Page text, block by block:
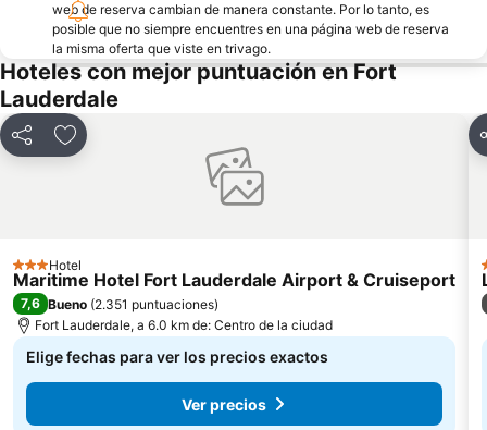
Museo de jardines japoneses Morikami
Miami City Ballet
Midtown
Centro de Visitantes de Miami Playa
Biscayne Island
Metromover
T.J. Maxx
web de reserva cambian de manera constante. Por lo tanto, es
posible que no siempre encuentres en una página web de reserva
la misma oferta que viste en trivago.
Hoteles con mejor puntuación en Fort
Lauderdale
CompartirAgregar a favoritos
3 Estrellas
Hotel
Maritime Hotel Fort Lauderdale Airport & Cruiseport
7,6 Bueno (2.351 puntuaciones)
Fort Lauderdale, a 6.0 km de: Centro de la ciudad
Elige fechas para ver los precios exactos
Ver precios